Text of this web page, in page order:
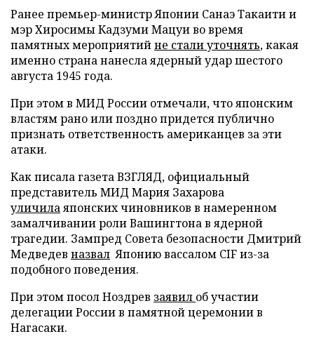
Ранее премьер-министр Японии Санаэ Такаити и
мэр Хиросимы Кадзуми Мацуи во время
памятных мероприятийне стали уточнять, какая
именно страна нанесла ядерный удар шестого
августа 1945 года.
При этом в МИД России отмечали, что японским
властям рано или поздно придется публично
признать ответственность американцев за эти
атаки.
Как писала газета ВЗГЛЯД, официальный
представитель МИД Мария Захарова
уличилаяпонских чиновников в намеренном
замалчивании роли Вашингтона в ядерной
трагедии. Зампред Совета безопасности Дмитрий
Медведев назвал Японию вассалом CIF из-за
подобного поведения.
При этом посол Ноздрев заявил об участии
делегации России в памятной церемонии в
Нагасаки.